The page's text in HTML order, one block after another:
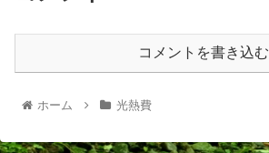
コメントを書き込む
ホーム 光熱費